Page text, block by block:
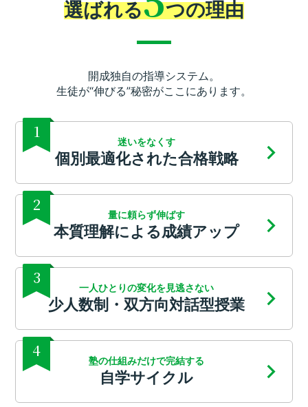
選ばれる
つの理由
開成独自の指導システム。
生徒が“伸びる”秘密がここにあります。
1
迷いをなくす
個別最適化された合格戦略
2
量に頼らず伸ばす
本質理解による成績アップ
3
一人ひとりの変化を見逃さない
少人数制・双方向対話型授業
4
塾の仕組みだけで完結する
自学サイクル